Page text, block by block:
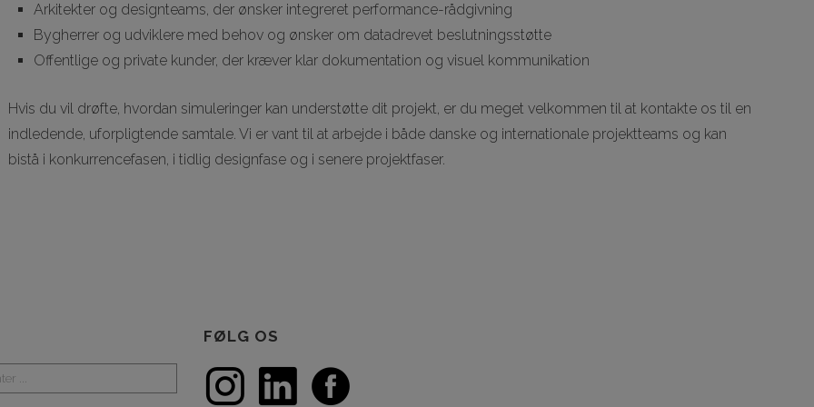
Arkitekter og designteams, der ønsker integreret performance-rådgivning
Bygherrer og udviklere med behov og ønsker om datadrevet beslutningsstøtte
Offentlige og private kunder, der kræver klar dokumentation og visuel kommunikation
Hvis du vil drøfte, hvordan simuleringer kan understøtte dit projekt, er du meget velkommen til at kontakte os til en
indledende, uforpligtende samtale. Vi er vant til at arbejde i både danske og internationale projektteams og kan
bistå i konkurrencefasen, i tidlig designfase og i senere projektfaser.
FØLG OS